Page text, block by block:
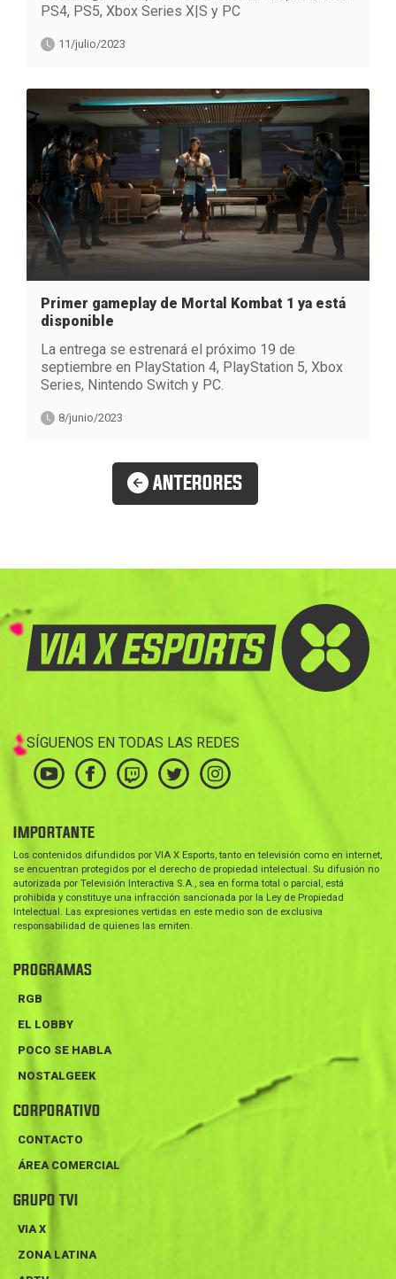
PS4, PS5, Xbox Series X|S y PC
11/julio/2023
Primer gameplay de Mortal Kombat 1 ya está
disponible
La entrega se estrenará el próximo 19 de
septiembre en PlayStation 4, PlayStation 5, Xbox
Series, Nintendo Switch y PC.
8/junio/2023
ANTERORES
SÍGUENOS EN TODAS LAS REDES
IMPORTANTE
Los contenidos difundidos por VIA X Esports, tanto en televisión como en internet,
se encuentran protegidos por el derecho de propiedad intelectual. Su difusión no
autorizada por Televisión Interactiva S.A., sea en forma total o parcial, está
prohibida y constituye una infracción sancionada por la Ley de Propiedad
Intelectual. Las expresiones vertidas en este medio son de exclusiva
responsabilidad de quienes las emiten.
PROGRAMAS
RGB
EL LOBBY
POCO SE HABLA
NOSTALGEEK
CORPORATIVO
CONTACTO
ÁREA COMERCIAL
GRUPO TVI
VIA X
ZONA LATINA